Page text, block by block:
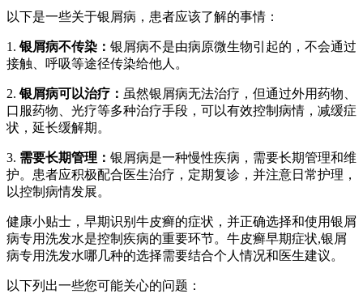
以下是一些关于银屑病，患者应该了解的事情：
1.银屑病不传染： 银屑病不是由病原微生物引起的，不会通过
接触、呼吸等途径传染给他人。
2.银屑病可以治疗： 虽然银屑病无法治疗，但通过外用药物、
口服药物、光疗等多种治疗手段，可以有效控制病情，减缓症
状，延长缓解期。
3. 需要长期管理： 银屑病是一种慢性疾病，需要长期管理和维
护。患者应积极配合医生治疗，定期复诊，并注意日常护理，
以控制病情发展。
健康小贴士，早期识别牛皮癣的症状，并正确选择和使用银屑
病专用洗发水是控制疾病的重要环节。牛皮癣早期症状,银屑
病专用洗发水哪几种的选择需要结合个人情况和医生建议。
以下列出一些您可能关心的问题：